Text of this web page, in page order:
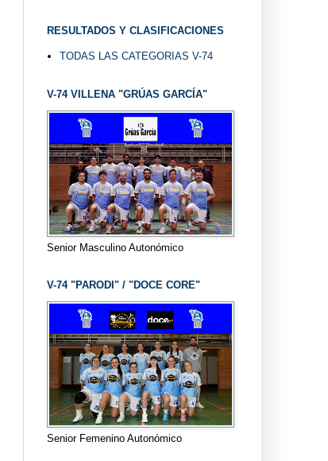
RESULTADOS Y CLASIFICACIONES
TODAS LAS CATEGORIAS V-74
V-74 VILLENA "GRÚAS GARCÍA"
Senior Masculino Autonómico
V-74 "PARODI" / "DOCE CORE"
Senior Femenino Autonómico